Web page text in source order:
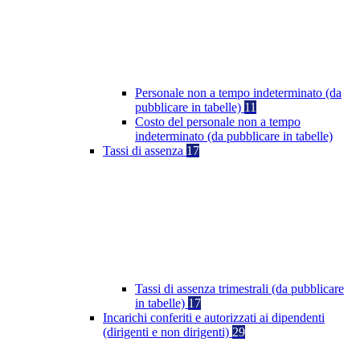
Personale non a tempo indeterminato (da
pubblicare in tabelle) 11
Costo del personale non a tempo
indeterminato (da pubblicare in tabelle)
Tassi di assenza 17
Tassi di assenza trimestrali (da pubblicare
in tabelle) 17
Incarichi conferiti e autorizzati ai dipendenti
(dirigenti e non dirigenti) 29